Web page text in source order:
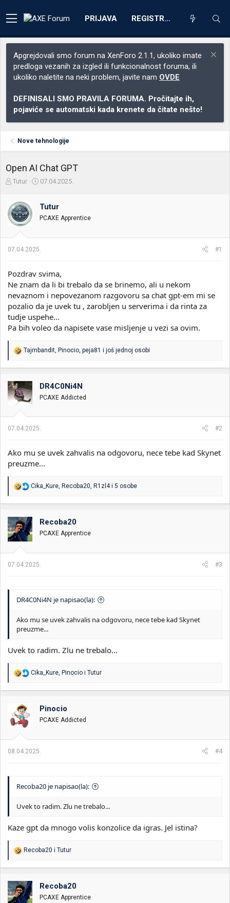
PRIJAVA REGISTRACIJA
Apgrejdovali smo forum na XenForo 2.1.1, ukoliko imate
predloga vezanih za izgled ili funkcionalnost foruma, ili
ukoliko naletite na neki problem, javite nam OVDE
DEFINISALI SMO PRAVILA FORUMA. Pročitajte ih,
pojaviće se automatski kada krenete da čitate nešto!
Nove tehnologije
Open AI Chat GPT
Z
e
t
n
i
k
m
e
Tutur
D
u
m
o
t
a
a
07.04.2025.
Tutur
PCAXE Apprentice
07.04.2025. #1
Pozdrav svima,
Ne znam da li bi trebalo da se brinemo, ali u nekom
nevaznom i nepovezanom razgovoru sa chat gpt-em mi se
pozalio da je uvek tu , zarobljen u serverima i da rinta za
tudje uspehe...
Pa bih voleo da napisete vase misljenje u vezi sa ovim.
R
o
v
a
:
Tajmbandit Pinocio peja81 i još jednoj osobi
DR4C0Ni4N
PCAXE Addicted
07.04.2025. #2
Ako mu se uvek zahvalis na odgovoru, nece tebe kad Skynet
preuzme...
R
a
o
v
a
n
j
:
Cika_Kure, Recoba20, R1zl4i 5 osobe
Recoba20
PCAXE Apprentice
07.04.2025. #3
DR4C0Ni4N je napisao(la):
Ako mu se uvek zahvalis na odgovoru, nece tebe kad Skynet
preuzme...
Uvek to radim. Zlu ne trebalo...
R
a
j
:
Cika_Kure, Pinocio i Tutur
Pinocio
PCAXE Addicted
08.04.2025. #4
Recoba20 je napisao(la):
Uvek to radim. Zlu ne trebalo...
Kaze gpt da mnogo volis konzolice da igras. Jel istina?
R
a
o
v
a
Recoba20 i Tutur
Recoba20
PCAXE Apprentice